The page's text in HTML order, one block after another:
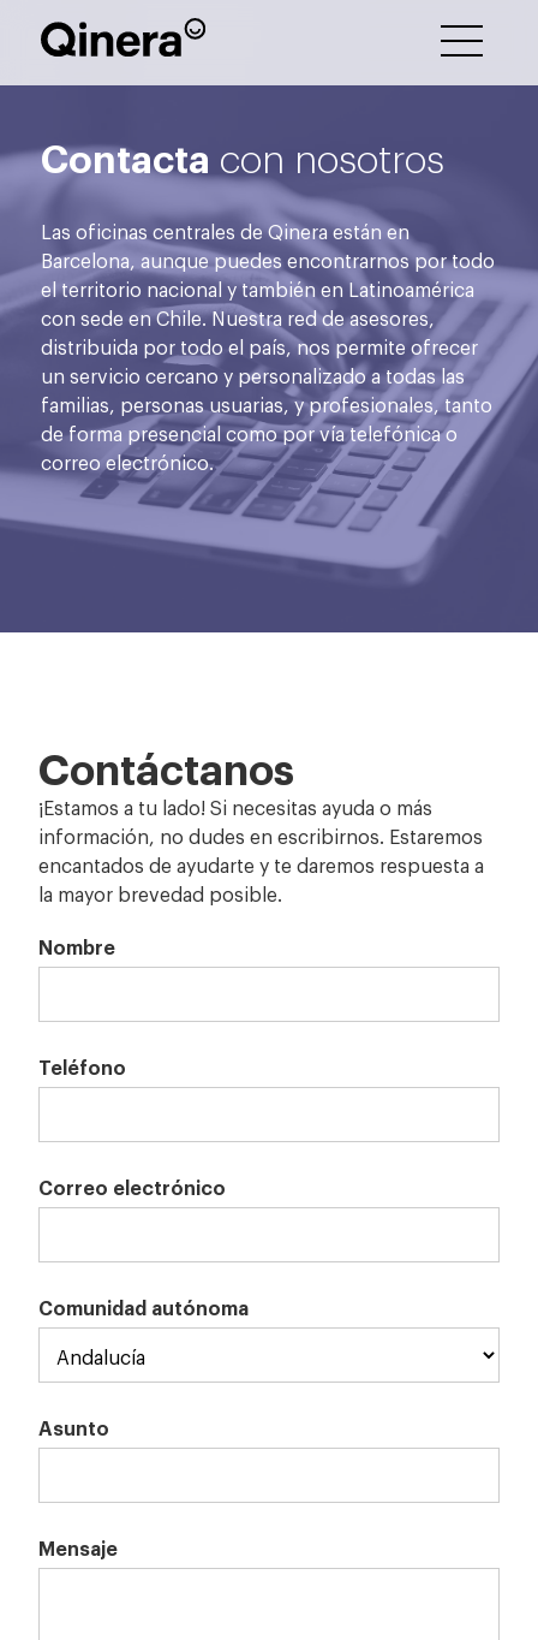
Contacta con nosotros
Las oficinas centrales de Qinera están en
Barcelona, aunque puedes encontrarnos por todo
el territorio nacional y también en Latinoamérica
con sede en Chile. Nuestra red de asesores,
distribuida por todo el país, nos permite ofrecer
un servicio cercano y personalizado a todas las
familias, personas usuarias, y profesionales, tanto
de forma presencial como por vía telefónica o
correo electrónico.
Contáctanos
¡Estamos a tu lado! Si necesitas ayuda o más
información, no dudes en escribirnos. Estaremos
encantados de ayudarte y te daremos respuesta a
la mayor brevedad posible.
Nombre
Teléfono
Correo electrónico
Comunidad autónoma
Asunto
Mensaje